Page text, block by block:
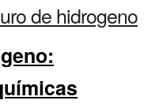
de hidrogeno